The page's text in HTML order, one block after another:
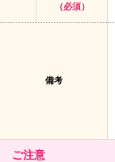
（必須）
備考
ご注意